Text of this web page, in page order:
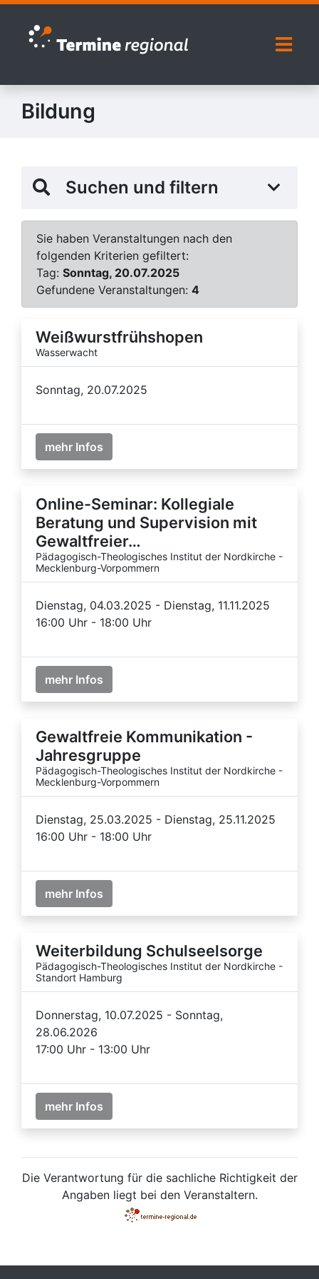
Zur Navigation springen
Zum Inhalt springen
Bildung
Suchen und filtern
Sie haben Veranstaltungen nach den
folgenden Kriterien gefiltert:
Tag: Sonntag, 20.07.2025
Gefundene Veranstaltungen: 4
Weißwurstfrühshopen
Wasserwacht
Sonntag, 20.07.2025
mehr Infos
Online-Seminar: Kollegiale
Beratung und Supervision mit
Gewaltfreier…
Pädagogisch-Theologisches Institut der Nordkirche -
Mecklenburg-Vorpommern
Dienstag, 04.03.2025 - Dienstag, 11.11.2025
16:00 Uhr - 18:00 Uhr
mehr Infos
Gewaltfreie Kommunikation -
Jahresgruppe
Pädagogisch-Theologisches Institut der Nordkirche -
Mecklenburg-Vorpommern
Dienstag, 25.03.2025 - Dienstag, 25.11.2025
16:00 Uhr - 18:00 Uhr
mehr Infos
Weiterbildung Schulseelsorge
Pädagogisch-Theologisches Institut der Nordkirche -
Standort Hamburg
Donnerstag, 10.07.2025 - Sonntag,
28.06.2026
17:00 Uhr - 13:00 Uhr
mehr Infos
Die Verantwortung für die sachliche Richtigkeit der
Angaben liegt bei den Veranstaltern.